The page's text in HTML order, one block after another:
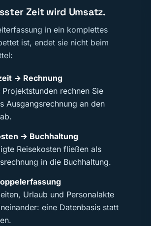
Zeit wird Umsatz.
in ein komplettes
ist, endet sie nicht beim
→ Rechnung
Projektstunden rechnen Sie
Ausgangsrechnung an den
→ Buchhaltung
Reisekosten fließen als
in die Buchhaltung.
Urlaub und Personalakte
eine Datenbasis statt